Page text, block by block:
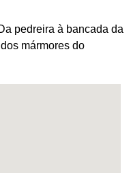
pedreira à bancada da
mármores do